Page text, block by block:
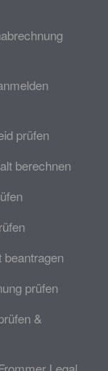
prüfen
berechnen
beantragen
prüfen
&